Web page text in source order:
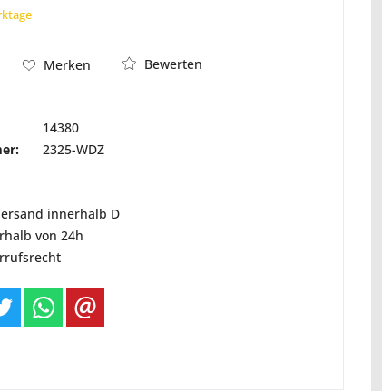
Merken
Bewerten
14380
2325-WDZ
innerhalb D
von 24h